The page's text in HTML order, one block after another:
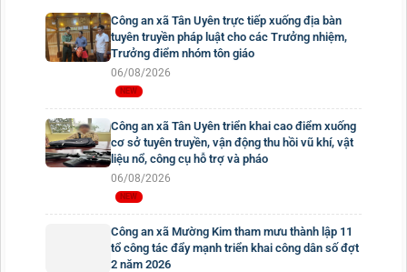
Công an xã Tân Uyên trực tiếp xuống địa bàn
tuyên truyền pháp luật cho các Trưởng nhiệm,
Trưởng điểm nhóm tôn giáo
06/08/2026
Công an xã Tân Uyên triển khai cao điểm xuống
cơ sở tuyên truyền, vận động thu hồi vũ khí, vật
liệu nổ, công cụ hỗ trợ và pháo
06/08/2026
Công an xã Mường Kim tham mưu thành lập 11
tổ công tác đẩy mạnh triển khai công dân số đợt
2 năm 2026